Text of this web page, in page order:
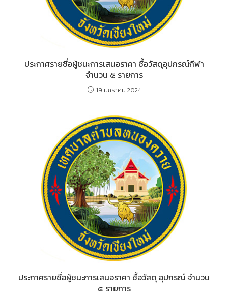
ประกาศรายชื่อผู้ชนะการเสนอราคา ซื้อวัสดุอุปกรณ์กีฬา
จำนวน ๕ รายการ
19 มกราคม 2024
ประกาศรายชื่อผู้ชนะการเสนอราคา ซื้อวัสดุ อุปกรณ์ จำนวน
๔ รายการ